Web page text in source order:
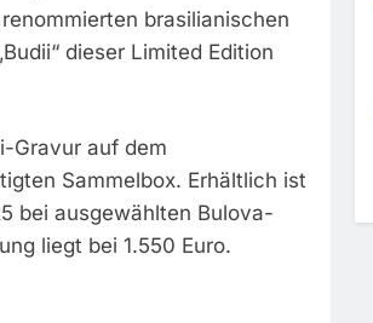
brasilianischen
dieser Limited Edition
Gravur auf dem
Sammelbox. Erhältlich ist
bei ausgewählten Bulova-
liegt bei 1.550 Euro.